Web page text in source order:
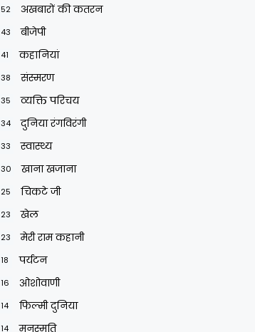
52 अखबारों की कतरन
43 बीजेपी
41 कहानियां
38 संस्मरण
35 व्यक्ति परिचय
34 दुनिया रंगविरंगी
33 स्वास्थ्य
30 खाना खजाना
25 चिकटे जी
23 खेल
23 मेरी राम कहानी
18 पर्यटन
16 ओशोवाणी
14 फिल्मी दुनिया
14 मनुस्मृति